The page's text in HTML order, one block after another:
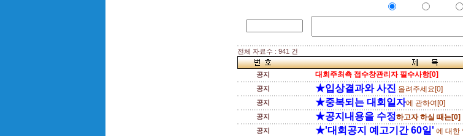
전체 자료수 : 941 건
공지 대회주최측 접수창관리자 필수사항[0]
공지
★입상결과와 사진 올려주세요[0]
공지
★중복되는 대회일자에 관하여[0]
공지
★공지내용을 수정하고자 하실 때는[0]
공지
★'대회공지 예고기간 60일' 에 대한